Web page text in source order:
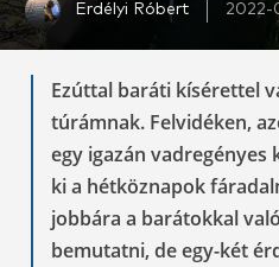
Erdélyi Róbert 2022-
Ezúttal baráti kísérettel
túrámnak. Felvidéken,
egy igazán
ki a hétköznapok
jobbára a barátokkal
bemutatni, de egy-két